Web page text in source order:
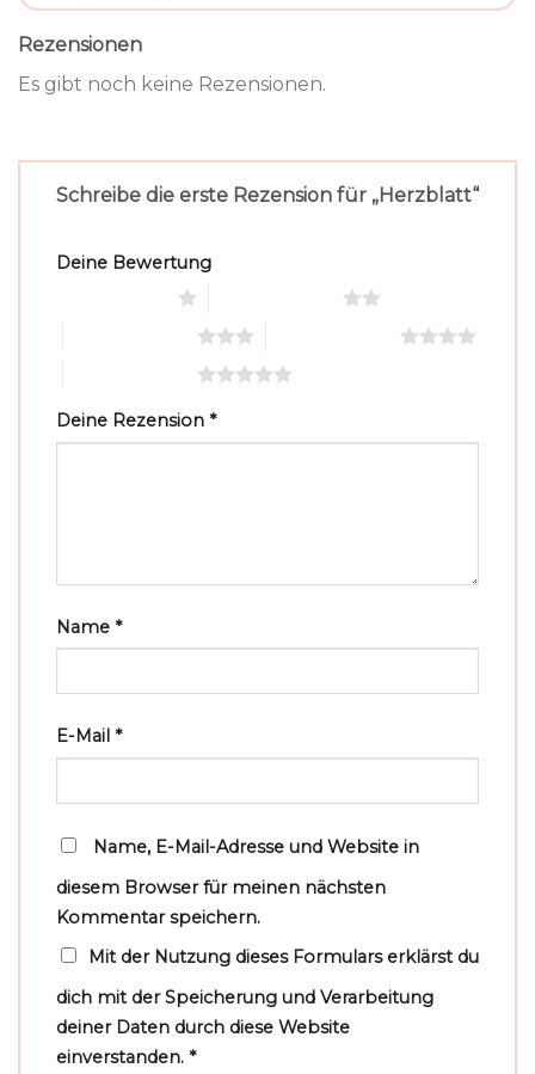
Rezensionen
Es gibt noch keine Rezensionen.
Schreibe die erste Rezension für „Herzblatt“
Deine Bewertung
Deine Rezension *
Name *
E-Mail *
Name, E-Mail-Adresse und Website in
diesem Browser für meinen nächsten
Kommentar speichern.
Mit der Nutzung dieses Formulars erklärst du
dich mit der Speicherung und Verarbeitung
deiner Daten durch diese Website
einverstanden. *